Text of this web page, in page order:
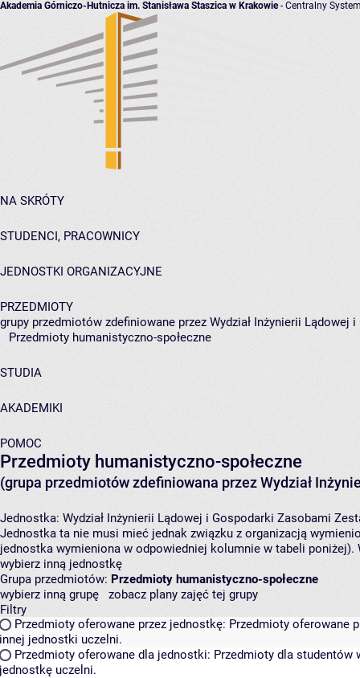
Akademia Górniczo-Hutnicza im. Stanisława Staszica w Krakowie- Centralny
NA SKRÓTY
STUDENCI, PRACOWNICY
JEDNOSTKI ORGANIZACYJNE
PRZEDMIOTY
grupy przedmiotów zdefiniowane przez Wydział Inżynierii Lądowej
Przedmioty humanistyczno-społeczne
STUDIA
AKADEMIKI
POMOC
Przedmioty humanistyczno-społeczne
(grupa przedmiotów zdefiniowana przez Wydział
Jednostka: Wydział Inżynierii Lądowej i Gospodarki Zasobami
Jednostka ta nie musi mieć jednak związku z organizacją
jednostka wymieniona w odpowiedniej kolumnie w tabeli
wybierz inną jednostkę
Grupa przedmiotów: Przedmioty humanistyczno-społeczne
wybierz inną grupę
zobacz plany zajęć tej grupy
Filtry
Przedmioty oferowane przez jednostkę: Przedmioty oferowane
innej jednostki uczelni.
Przedmioty oferowane dla jednostki: Przedmioty dla studentów
jednostkę uczelni.